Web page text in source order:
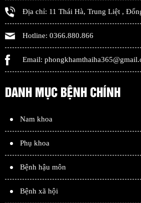
Địa chỉ: 11 Thái Hà, Trung Liệt ,
Hotline: 0366.880.866
Email:
DANH MỤC BỆNH CHÍNH
Nam khoa
Phụ khoa
Bệnh hậu môn
Bệnh xã hội